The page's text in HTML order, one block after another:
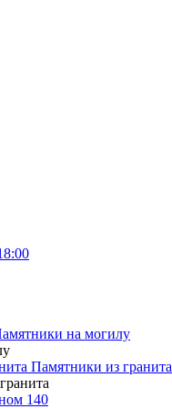
на могилу
Памятники из гранита
140